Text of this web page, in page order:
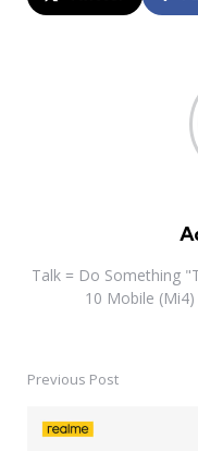
Talk = Do Something
10 Mobile
Post
navigation
Previous Post